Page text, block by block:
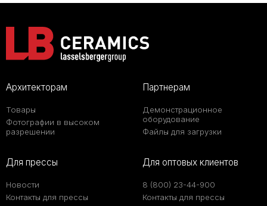
Архитекторам
Товары
Фотографии в высоком
разрешении
Партнерам
Демонстрационное
оборудование
Файлы для загрузки
Для прессы
Новости
Контакты для прессы
Для оптовых клиентов
8 (800) 23-44-900
Контакты для прессы